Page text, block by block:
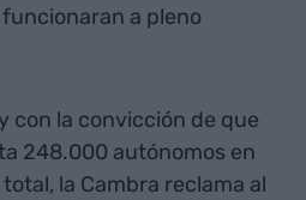
a pleno
con la convicción de que
248.000 autónomos en
la Cambra reclama al